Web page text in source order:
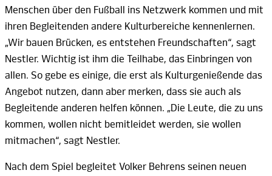
Menschen über den Fußball ins Netzwerk kommen und mit
ihren Begleitenden andere Kulturbereiche kennenlernen.
„Wir bauen Brücken, es entstehen Freundschaften“, sagt
Nestler. Wichtig ist ihm die Teilhabe, das Einbringen von
allen. So gebe es einige, die erst als Kulturgenießende das
Angebot nutzen, dann aber merken, dass sie auch als
Begleitende anderen helfen können. „Die Leute, die zu uns
kommen, wollen nicht bemitleidet werden, sie wollen
mitmachen“, sagt Nestler.
Nach dem Spiel begleitet Volker Behrens seinen neuen